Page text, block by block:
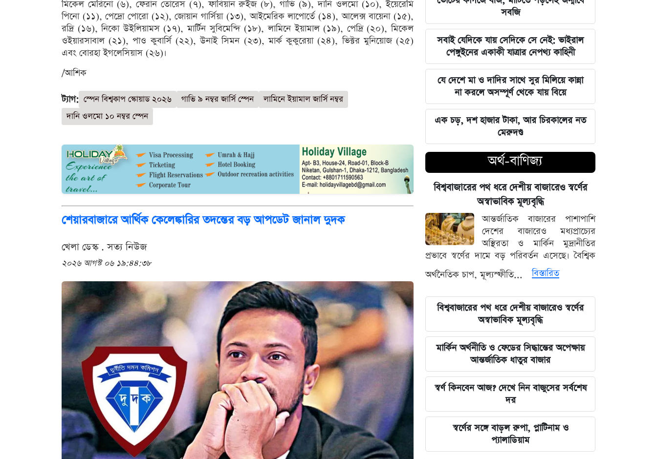
মিকেল মেরিনো (৬), ফেরান তোরেস (৭), ফাবিয়ান রুইজ (৮), গাভি (৯), দানি ওলমো (১০), ইয়েরেমি
পিনো (১১), পেদ্রো পোরো (১২), জোয়ান গার্সিয়া (১৩), আইমেরিক লাপোর্তে (১৪), আলেক্স বায়েনা (১৫),
রদ্রি (১৬), নিকো উইলিয়ামস (১৭), মার্টিন সুবিমেন্দি (১৮), লামিনে ইয়ামাল (১৯), পেদ্রি (২০), মিকেল
ওইয়ারসাবাল (২১), পাও কুবার্সি (২২), উনাই সিমন (২৩), মার্ক কুকুরেয়া (২৪), ভিক্টর মুনিয়োজ (২৫)
এবং বোরহা ইগলেসিয়াস (২৬)।
/আশিক
ট্যাগ: স্পেন বিশ্বকাপ স্কোয়াড ২০২৬ গাভি ৯ নম্বর জার্সি স্পেন
লামিনে ইয়ামাল জার্সি নম্বর
দানি ওলমো ১০ নম্বর স্পেন
শেয়ারবাজারে আর্থিক কেলেঙ্কারির তদন্তের বড় আপডেট জানাল দুদক
খেলা ডেস্ক . সত্য নিউজ
২০২৬ আগস্ট ০৬ ১৯:৪৪:৩৮
কাঠগড়ায় তুললেন সালাহউদ্দিন
বিশ্ববাজারের পথ ধরে দেশীয় বাজারেও
স্বর্ণের অস্বাভাবিক মূল্যবৃদ্ধি
গ্যাস ও বিদ্যুৎ সংকট মোকাবিলায় নতুন
আশার খবর দিলেন জ্বালানিমন্ত্রী
নদীদূষণ দূর করতে না পারলে ভবিষ্যৎ
প্রজন্মের কাছে জবাব দিতে হবে: প্রধানমন্ত্রী
তারেক রহমান
ফ্যাসিবাদবিরোধী সব শক্তির জাতীয় ঐক্য
বজায় রাখা এখন সময়ের দাবি: মাহদী
আমিন
ইতিহাসের মালিকানা কারও একার নয়, ৫
আগস্টের বিজয় সাধারণ মানুষের: সাইদুর
রহমান লিটল
দেবিদ্বার ম্যানেজিং কমিটির সভাপতি
নির্বাচিত মিজানুর রহমান মাস্টার
জুলাইয়ের চেতনাকে হৃদয়ে ধারণ করতে
হবে, যেন তা হারিয়ে না যায়: ভারপ্রাপ্ত
রাষ্ট্রপতি
ভারত সরকারের আলটিমেটামের মুখে
নতিস্বীকার, ভুল স্বীকার করল মেটা
লঙ্কা প্রিমিয়ার লিগে ভারতীয় কিংবদন্তির
আগমন, মালিকানায় বড় চমক
জুলাই কার-এ নিয়ে বিভাজন করলে অর্জন
হারিয়ে যাবে: স্বরাষ্ট্রমন্ত্রী
সবজি
সবাই যেদিকে যায় সেদিকে সে নেই: ভাইরাল
পেঙ্গুইনের একাকী যাত্রার নেপথ্য কাহিনী
যে দেশে মা ও দাদির সাথে সুর মিলিয়ে কান্না
না করলে অসম্পূর্ণ থেকে যায় বিয়ে
এক চড়, দশ হাজার টাকা, আর চিরকালের নত
মেরুদণ্ড
অর্থ-বাণিজ্য
বিশ্ববাজারের পথ ধরে দেশীয় বাজারেও স্বর্ণের
অস্বাভাবিক মূল্যবৃদ্ধি
আন্তর্জাতিক বাজারের পাশাপাশি
দেশের বাজারেও মধ্যপ্রাচ্যের
অস্থিরতা ও মার্কিন মুদ্রানীতির
প্রভাবে স্বর্ণের দামে বড় পরিবর্তন এসেছে। বৈশ্বিক
অর্থনৈতিক চাপ, মূল্যস্ফীতি...
বিস্তারিত
বিশ্ববাজারের পথ ধরে দেশীয় বাজারেও স্বর্ণের
অস্বাভাবিক মূল্যবৃদ্ধি
মার্কিন অর্থনীতি ও ফেডের সিদ্ধান্তের অপেক্ষায়
আন্তর্জাতিক ধাতুর বাজার
স্বর্ণ কিনবেন আজ? দেখে নিন বাজুসের সর্বশেষ
দর
স্বর্ণের সঙ্গে বাড়ল রুপা, প্লাটিনাম ও
প্যালাডিয়াম